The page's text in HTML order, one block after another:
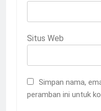
Situs Web
Simpan nama,
peramban ini untuk